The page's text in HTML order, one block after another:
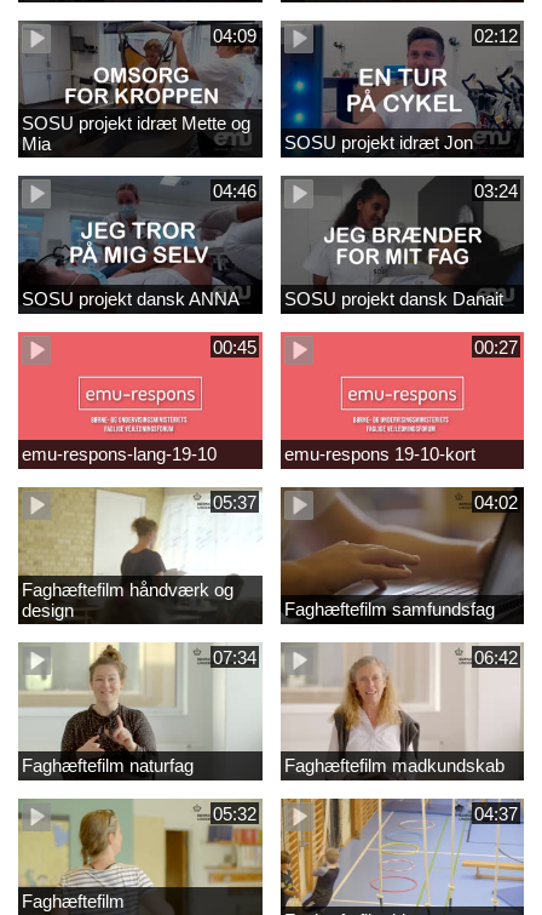
04:09
SOSU projekt idræt Mette og
Mia
02:12
SOSU projekt idræt Jon
04:46
SOSU projekt dansk ANNA
03:24
SOSU projekt dansk Danait
00:45
emu-respons-lang-19-10
00:27
emu-respons 19-10-kort
05:37
Faghæftefilm håndværk og
design
04:02
Faghæftefilm samfundsfag
07:34
Faghæftefilm naturfag
06:42
Faghæftefilm madkundskab
05:32
Faghæftefilm
04:37